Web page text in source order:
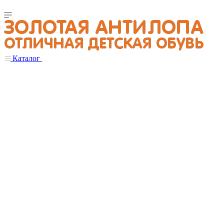
Каталог